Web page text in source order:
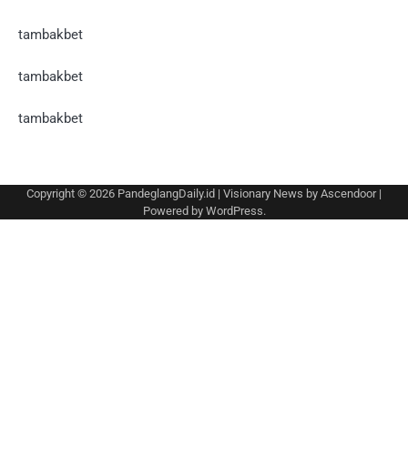
tambakbet
tambakbet
tambakbet
Copyright © 2026 PandeglangDaily.id | Visionary News by Ascendoor|
Powered by WordPress.